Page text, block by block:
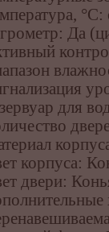
Да
для
корпуса:
двери: